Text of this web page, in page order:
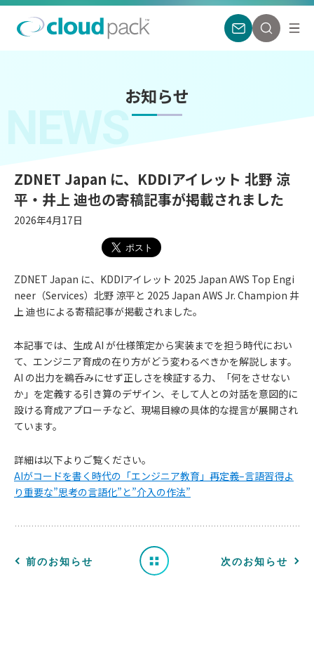
お知らせ
NEWS
ZDNET Japan に、KDDIアイレット 北野 涼
平・井上 迪也の寄稿記事が掲載されました
2026年4月17日
ZDNET Japan に、KDDIアイレット 2025 Japan AWS Top Engi
neer（Services）北野 涼平と 2025 Japan AWS Jr. Champion 井
上 迪也による寄稿記事が掲載されました。
本記事では、生成 AI が仕様策定から実装までを担う時代におい
て、エンジニア育成の在り方がどう変わるべきかを解説します。
AI の出力を鵜呑みにせず正しさを検証する力、「何をさせない
か」を定義する引き算のデザイン、そして人との対話を意図的に
設ける育成アプローチなど、現場目線の具体的な提言が展開され
ています。
詳細は以下よりご覧ください。
AIがコードを書く時代の「エンジニア教育」再定義–言語習得よ
り重要な”思考の言語化”と”介入の作法”
前のお知らせ
ら
せ
一 次のお知らせ